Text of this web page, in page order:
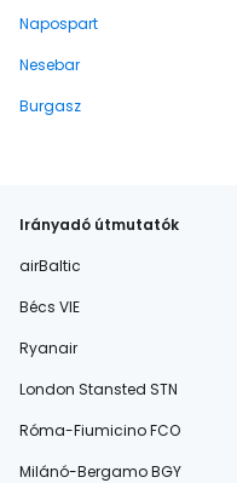
Napospart
Nesebar
Burgasz
Irányadó útmutatók
airBaltic
Bécs VIE
Ryanair
London Stansted STN
Róma-Fiumicino FCO
Milánó-Bergamo BGY